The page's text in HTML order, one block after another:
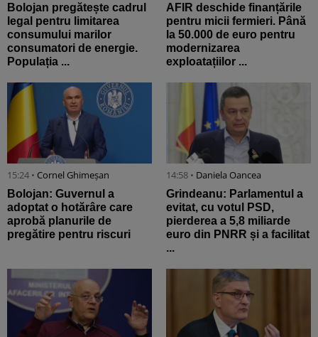
Bolojan pregătește cadrul
legal pentru limitarea
consumului marilor
consumatori de energie.
Populația ...
AFIR deschide finanțările
pentru micii fermieri. Până
la 50.000 de euro pentru
modernizarea
exploatațiilor ...
15:24 • Cornel Ghimeșan
Bolojan: Guvernul a
adoptat o hotărâre care
aprobă planurile de
pregătire pentru riscuri
14:58 • Daniela Oancea
Grindeanu: Parlamentul a
evitat, cu votul PSD,
pierderea a 5,8 miliarde
euro din PNRR și a facilitat
...